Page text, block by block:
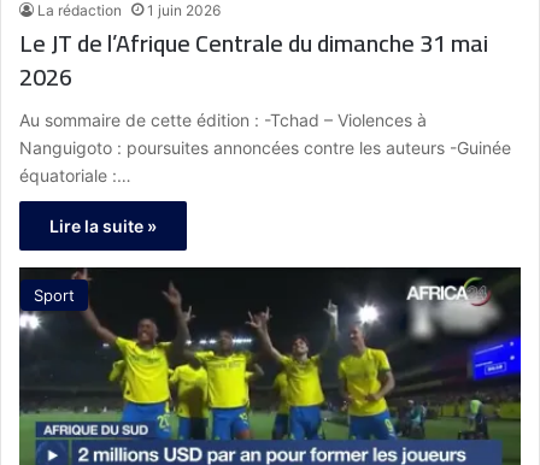
La rédaction 1 juin 2026
Le JT de l’Afrique Centrale du dimanche 31 mai
2026
Au sommaire de cette édition : -Tchad – Violences à
Nanguigoto : poursuites annoncées contre les auteurs -Guinée
équatoriale :…
Lire la suite »
Sport